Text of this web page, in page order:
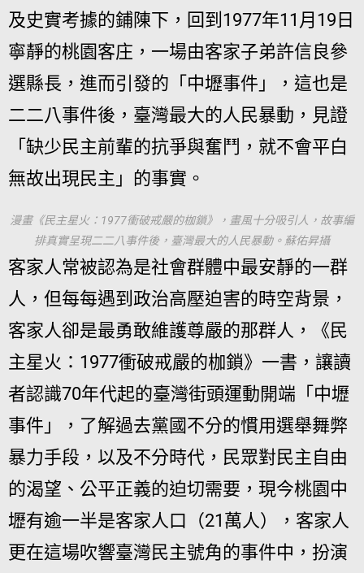
及史實考據的鋪陳下，回到1977年11月19日
寧靜的桃園客庄，一場由客家子弟許信良參
選縣長，進而引發的「中壢事件」，這也是
二二八事件後，臺灣最大的人民暴動，見證
「缺少民主前輩的抗爭與奮鬥，就不會平白
無故出現民主」的事實。
漫畫《民主星火：1977衝破戒嚴的枷鎖》，畫風十分吸引人，故事編
排真實呈現二二八事件後，臺灣最大的人民暴動。蘇佑昇攝
客家人常被認為是社會群體中最安靜的一群
人，但每每遇到政治高壓迫害的時空背景，
客家人卻是最勇敢維護尊嚴的那群人，《民
主星火：1977衝破戒嚴的枷鎖》一書，讓讀
者認識70年代起的臺灣街頭運動開端「中壢
事件」，了解過去黨國不分的慣用選舉舞弊
暴力手段，以及不分時代，民眾對民主自由
的渴望、公平正義的迫切需要，現今桃園中
壢有逾一半是客家人口（21萬人），客家人
更在這場吹響臺灣民主號角的事件中，扮演